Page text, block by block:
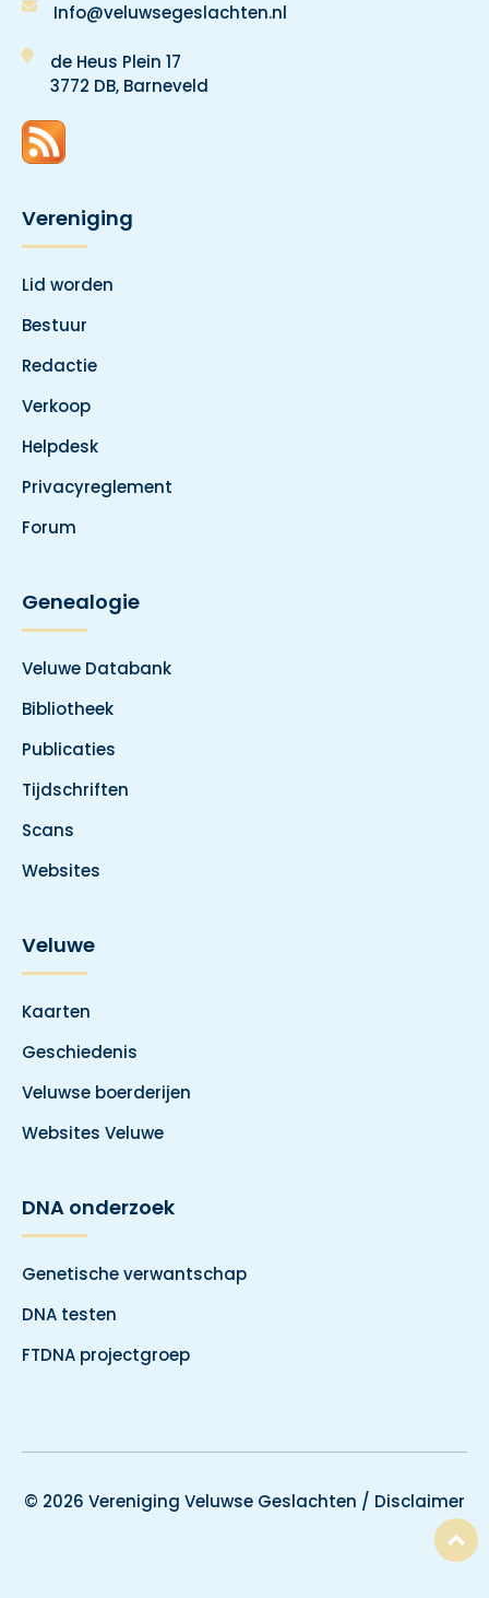
Info@veluwsegeslachten.nl
de Heus Plein 17
3772 DB, Barneveld
Vereniging
Lid worden
Bestuur
Redactie
Verkoop
Helpdesk
Privacyreglement
Forum
Genealogie
Veluwe Databank
Bibliotheek
Publicaties
Tijdschriften
Scans
Websites
Veluwe
Kaarten
Geschiedenis
Veluwse boerderijen
Websites Veluwe
DNA onderzoek
Genetische verwantschap
DNA testen
FTDNA projectgroep
© 2026 Vereniging Veluwse Geslachten / Disclaimer